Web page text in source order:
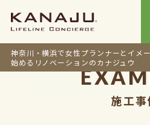
神奈川・横浜で女性プランナーとイメ
始めるリノベーションのカナジュウ
施工事